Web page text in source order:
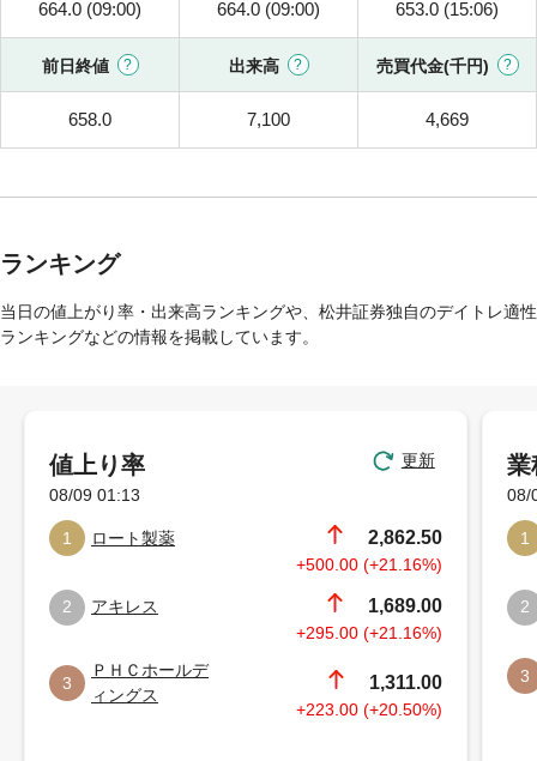
664.0 (09:00) 664.0 (09:00) 653.0 (15:06)
前日終値 出来高 売買代金(千円)
658.0 7,100 4,669
ランキング
当日の値上がり率・出来高ランキングや、松井証券独自のデイトレ適性
ランキングなどの情報を掲載しています。